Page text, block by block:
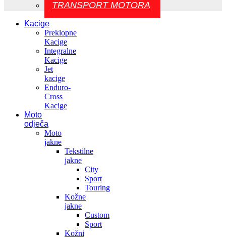
TRANSPORT MOTORA
Kacige
Preklopne
Kacige
Integralne
Kacige
Jet
kacige
Enduro-
Cross
Kacige
Moto
odječa
Moto
jakne
Tekstilne
jakne
City
Sport
Touring
Kožne
jakne
Custom
Sport
Kožni